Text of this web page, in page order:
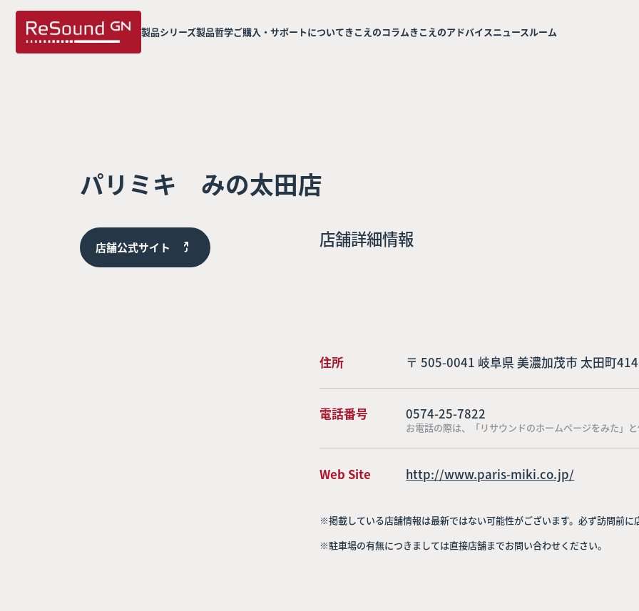
製品シリーズ製品哲学ご購入・サポートについてきこえのコラムきこえのアドバイスニュースルーム
パリミキ みの太田店
店舗公式サイト 店舗詳細情報
住所 〒 505-0041 岐阜県 美濃加茂市 太田町
電話番号 0574-25-7822
お電話の際は、「リサウンドのホームページをみた」
Web Site http://www.paris-miki.co.jp/
※掲載している店舗情報は最新ではない可能性がございます。必ず訪問前に
※駐車場の有無につきましては直接店舗までお問い合わせください。